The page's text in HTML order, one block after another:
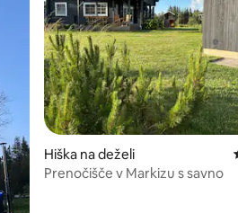
Hiška na deželi
Prenočišče v Markizu s savno